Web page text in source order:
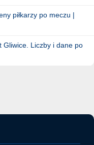
piłkarzy po meczu |
Gliwice. Liczby i dane po